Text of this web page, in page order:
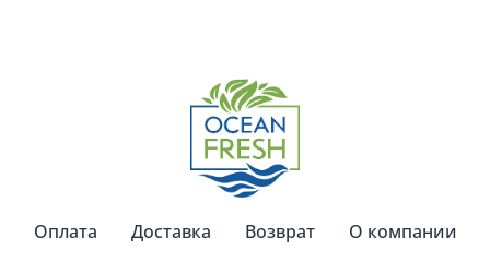
Оплата Доставка Возврат О компании